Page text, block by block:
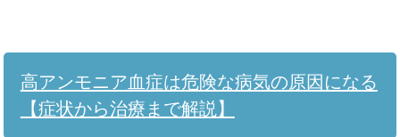
高アンモニア血症は危険な病気の原因になる
【症状から治療まで解説】